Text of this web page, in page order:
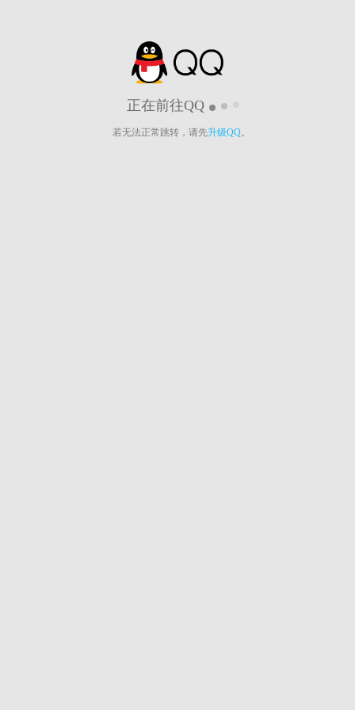
正在前往QQ
若无法正常跳转，请先升级QQ。